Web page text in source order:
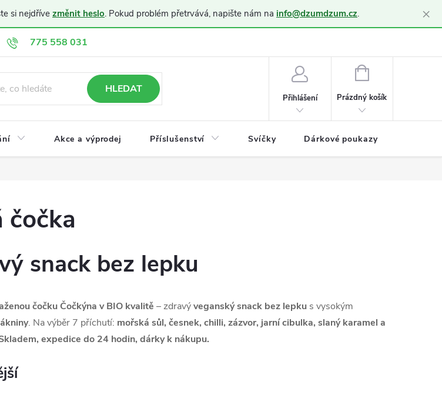
si nejdřívezměnit heslo. Pokud problém přetrvává, napište nám na info@dzumdzum.cz. ×
775 558 031
Obchodní podmínky
HLEDAT
Přihlášení
NÁKUPNÍ
Prázdný košík
Akce a výprodej Příslušenství Svíčky Dárkové poukazy
čočka
snack bez lepku
čočku Čočkýna v BIO kvalitě – zdravýveganský snack bez lepku s vysokým
. Na výběr 7 příchutí: mořská sůl, česnek, chilli, zázvor, jarní cibulka, slaný karamel a
expedice do 24 hodin, dárky k nákupu.